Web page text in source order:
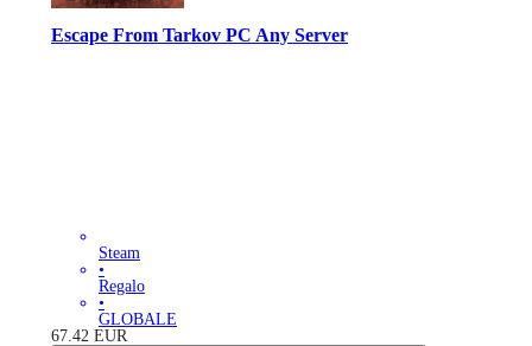
Escape From Tarkov PC Any Server
Steam
•
Regalo
•
GLOBALE
67.42 EUR